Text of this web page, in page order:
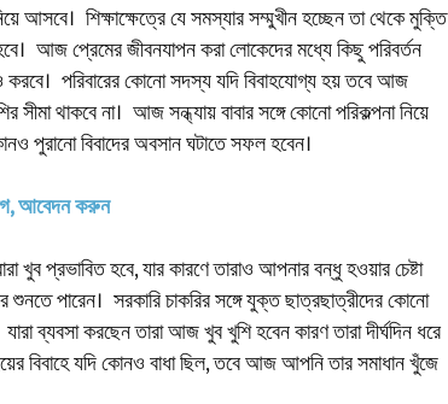
শিক্ষাক্ষেত্রে যে সমস্যার সম্মুখীন হচ্ছেন তা থেকে মুক্তি
আজ প্রেমের জীবনযাপন করা লোকেদের মধ্যে কিছু পরিবর্তন
করবে। পরিবারের কোনো সদস্য যদি বিবাহযোগ্য হয় তবে আজ
থাকবে না। আজ সন্ধ্যায় বাবার সঙ্গে কোনো পরিকল্পনা নিয়ে
বিবাদের অবসান ঘটাতে সফল হবেন।
আবেদন করুন
খুব প্রভাবিত হবে, যার কারণে তারাও আপনার বন্ধু হওয়ার চেষ্টা
পারেন। সরকারি চাকরির সঙ্গে যুক্ত ছাত্রছাত্রীদের কোনো
ব্যবসা করছেন তারা আজ খুব খুশি হবেন কারণ তারা দীর্ঘদিন ধরে
বিবাহে যদি কোনও বাধা ছিল, তবে আজ আপনি তার সমাধান খুঁজে